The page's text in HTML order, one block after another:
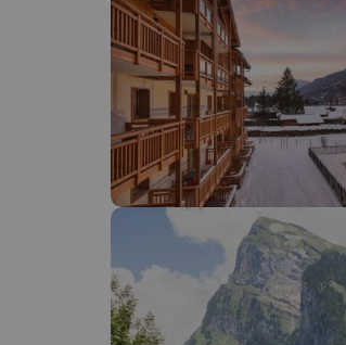
Oops, não encontramos
Bem, parece que o